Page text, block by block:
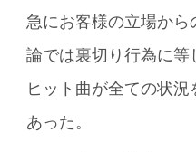
急にお客様の立場か
論では裏切り行為に
ヒット曲が全ての状
あった。